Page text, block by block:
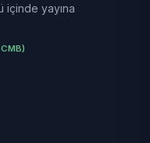
içinde yayına